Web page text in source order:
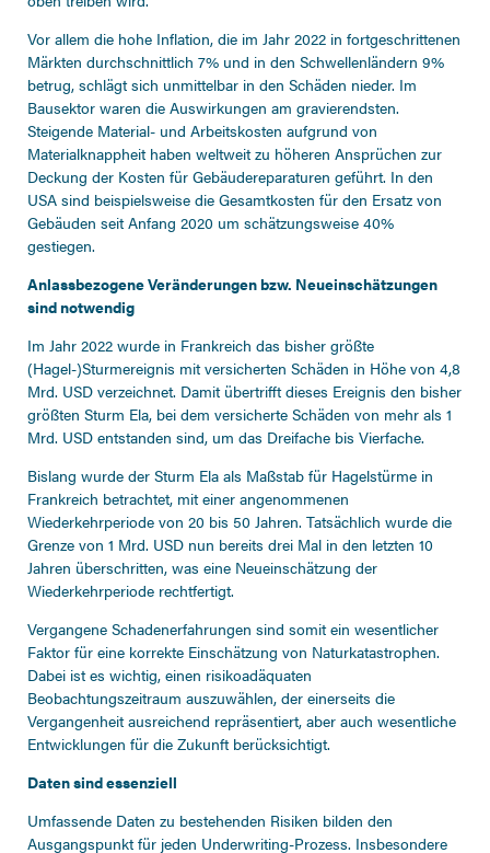
Vor allem die hohe Inflation, die im Jahr 2022 in fortgeschrittenen
Märkten durchschnittlich 7% und in den Schwellenländern 9%
betrug, schlägt sich unmittelbar in den Schäden nieder. Im
Bausektor waren die Auswirkungen am gravierendsten.
Steigende Material- und Arbeitskosten aufgrund von
Materialknappheit haben weltweit zu höheren Ansprüchen zur
Deckung der Kosten für Gebäudereparaturen geführt. In den
USA sind beispielsweise die Gesamtkosten für den Ersatz von
Gebäuden seit Anfang 2020 um schätzungsweise 40%
gestiegen.
Anlassbezogene Veränderungen bzw. Neueinschätzungen
sind notwendig
Im Jahr 2022 wurde in Frankreich das bisher größte
(Hagel-)Sturmereignis mit versicherten Schäden in Höhe von 4,8
Mrd. USD verzeichnet. Damit übertrifft dieses Ereignis den bisher
größten Sturm Ela, bei dem versicherte Schäden von mehr als 1
Mrd. USD entstanden sind, um das Dreifache bis Vierfache.
Bislang wurde der Sturm Ela als Maßstab für Hagelstürme in
Frankreich betrachtet, mit einer angenommenen
Wiederkehrperiode von 20 bis 50 Jahren. Tatsächlich wurde die
Grenze von 1 Mrd. USD nun bereits drei Mal in den letzten 10
Jahren überschritten, was eine Neueinschätzung der
Wiederkehrperiode rechtfertigt.
Vergangene Schadenerfahrungen sind somit ein wesentlicher
Faktor für eine korrekte Einschätzung von Naturkatastrophen.
Dabei ist es wichtig, einen risikoadäquaten
Beobachtungszeitraum auszuwählen, der einerseits die
Vergangenheit ausreichend repräsentiert, aber auch wesentliche
Entwicklungen für die Zukunft berücksichtigt.
Daten sind essenziell
Umfassende Daten zu bestehenden Risiken bilden den
Ausgangspunkt für jeden Underwriting-Prozess. Insbesondere